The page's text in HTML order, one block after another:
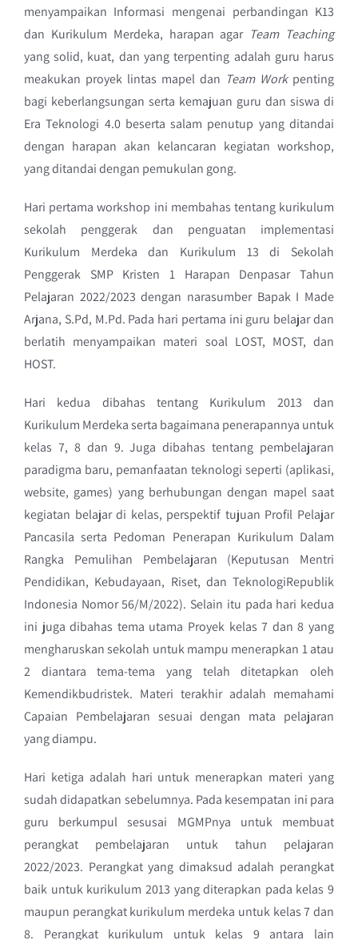
menyampaikan Informasi mengenai perbandingan K13
dan Kurikulum Merdeka, harapan agar Team Teaching
yang solid, kuat, dan yang terpenting adalah guru harus
meakukan proyek lintas mapel dan Team Workpenting
bagi keberlangsungan serta kemajuan guru dan siswa di
Era Teknologi 4.0 beserta salam penutup yang ditandai
dengan harapan akan kelancaran kegiatan workshop,
yang ditandai dengan pemukulan gong.
Hari pertama workshop ini membahas tentang kurikulum
sekolah penggerak dan penguatan implementasi
Kurikulum Merdeka dan Kurikulum 13 di Sekolah
Penggerak SMP Kristen 1 Harapan Denpasar Tahun
Pelajaran 2022/2023 dengan narasumber Bapak I Made
Arjana, S.Pd, M.Pd. Pada hari pertama ini guru belajar dan
berlatih menyampaikan materi soal LOST, MOST, dan
HOST.
Hari kedua dibahas tentang Kurikulum 2013 dan
Kurikulum Merdeka serta bagaimana penerapannya untuk
kelas 7, 8 dan 9. Juga dibahas tentang pembelajaran
paradigma baru, pemanfaatan teknologi seperti (aplikasi,
website, games) yang berhubungan dengan mapel saat
kegiatan belajar di kelas, perspektif tujuan Profil Pelajar
Pancasila serta Pedoman Penerapan Kurikulum Dalam
Rangka Pemulihan Pembelajaran (Keputusan Mentri
Pendidikan, Kebudayaan, Riset, dan TeknologiRepublik
Indonesia Nomor 56/M/2022). Selain itu pada hari kedua
ini juga dibahas tema utama Proyek kelas 7 dan 8 yang
mengharuskan sekolah untuk mampu menerapkan 1 atau
2 diantara tema-tema yang telah ditetapkan oleh
Kemendikbudristek. Materi terakhir adalah memahami
Capaian Pembelajaran sesuai dengan mata pelajaran
yang diampu.
Hari ketiga adalah hari untuk menerapkan materi yang
sudah didapatkan sebelumnya. Pada kesempatan ini para
guru berkumpul sesusai MGMPnya untuk membuat
perangkat pembelajaran untuk tahun pelajaran
2022/2023. Perangkat yang dimaksud adalah perangkat
baik untuk kurikulum 2013 yang diterapkan pada kelas 9
maupun perangkat kurikulum merdeka untuk kelas 7 dan
8. Perangkat kurikulum untuk kelas 9 antara lain